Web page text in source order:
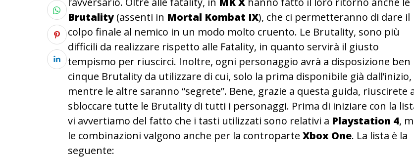
Brutality (assenti in Mortal Kombat IX), che ci permetteranno di dare il
colpo finale al nemico in un modo molto cruento. Le Brutality, sono più
difficili da realizzare rispetto alle Fatality, in quanto servirà il giusto
tempismo per riuscirci. Inoltre, ogni personaggio avrà a disposizione ben
cinque Brutality da utilizzare di cui, solo la prima disponibile già dall’inizio,
mentre le altre saranno “segrete”. Bene, grazie a questa guida, riuscirete
sbloccare tutte le Brutality di tutti i personaggi. Prima di iniziare con la
vi avvertiamo del fatto che i tasti utilizzati sono relativi a Playstation 4,
le combinazioni valgono anche per la controparte Xbox One. La lista è la
seguente: